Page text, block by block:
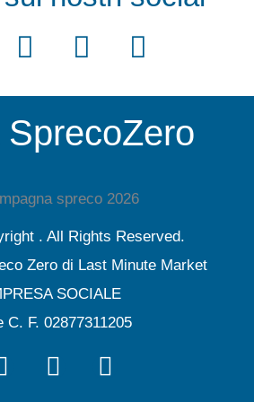
T
i
t
e
r
Y
u
t
b
e
I
s
t
g
r
a
. All Rights Reserved.
Zero di Last Minute Market
SOCIALE
C. F. 02877311205
F
T
Y